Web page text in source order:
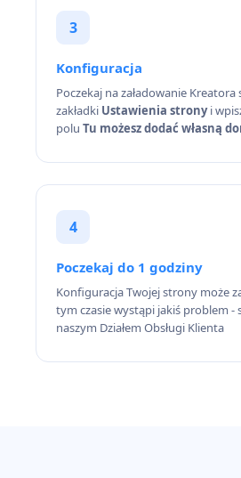
3
Konfiguracja
Poczekaj na załadowanie
zakładki Ustawienia stronyi
polu Tu możesz dodać własną
4
Poczekaj do 1 godziny
Konfiguracja Twojej strony może
tym czasie wystąpi jakiś problem -
naszym Działem Obsługi Klienta